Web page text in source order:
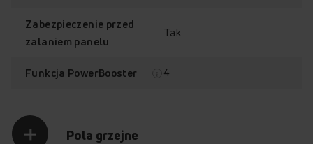
Zabezpieczenie przed
zalaniem panelu
Tak
Funkcja PowerBooster 4
Pola grzejne